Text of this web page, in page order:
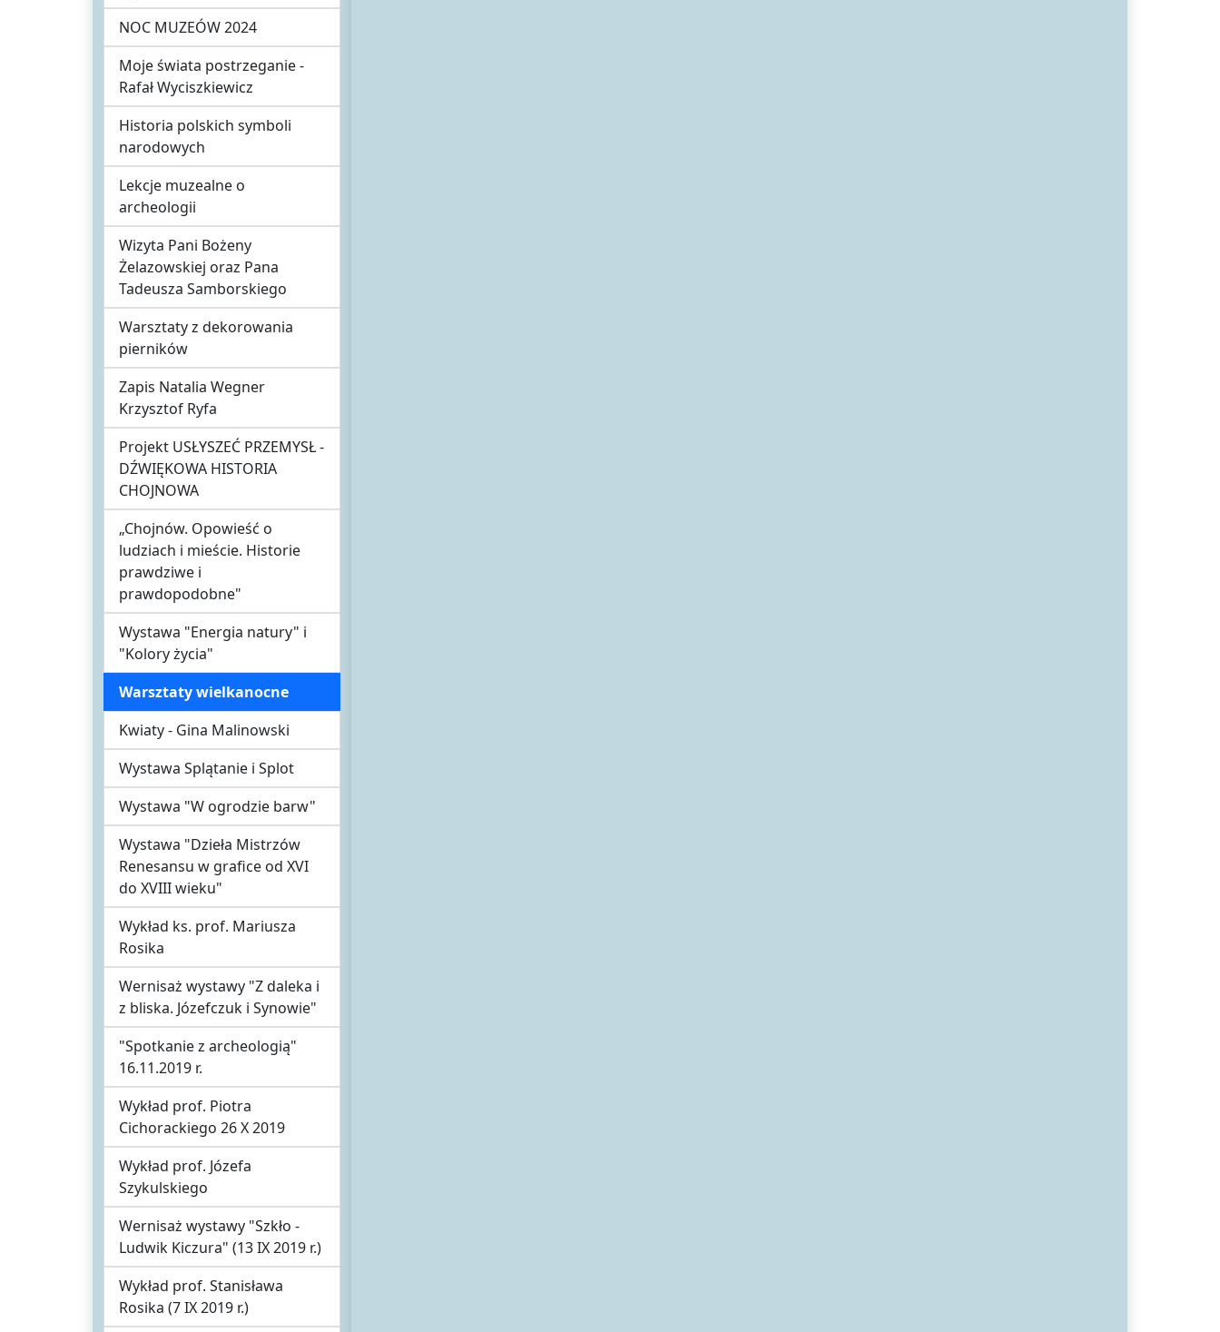
NOC MUZEÓW 2024
Moje świata postrzeganie -
Rafał Wyciszkiewicz
Historia polskich symboli
narodowych
Lekcje muzealne o
archeologii
Wizyta Pani Bożeny
Żelazowskiej oraz Pana
Tadeusza Samborskiego
Warsztaty z dekorowania
pierników
Zapis Natalia Wegner
Krzysztof Ryfa
Projekt USŁYSZEĆ PRZEMYSŁ -
DŹWIĘKOWA HISTORIA
CHOJNOWA
„Chojnów. Opowieść o
ludziach i mieście. Historie
prawdziwe i
prawdopodobne"
Wystawa "Energia natury" i
"Kolory życia"
Warsztaty wielkanocne
Kwiaty - Gina Malinowski
Wystawa Splątanie i Splot
Wystawa "W ogrodzie barw"
Wystawa "Dzieła Mistrzów
Renesansu w grafice od XVI
do XVIII wieku"
Wykład ks. prof. Mariusza
Rosika
Wernisaż wystawy "Z daleka i
z bliska. Józefczuk i Synowie"
"Spotkanie z archeologią"
16.11.2019 r.
Wykład prof. Piotra
Cichorackiego 26 X 2019
Wykład prof. Józefa
Szykulskiego
Wernisaż wystawy "Szkło -
Ludwik Kiczura" (13 IX 2019 r.)
Wykład prof. Stanisława
Rosika (7 IX 2019 r.)